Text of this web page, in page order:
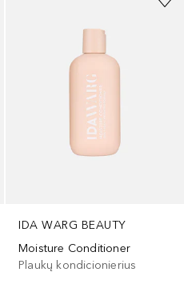
IDA WARG BEAUTY
Moisture Conditioner
Plaukų kondicionierius